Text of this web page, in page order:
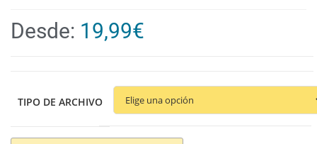
Desde: 19,99€
TIPO DE ARCHIVO